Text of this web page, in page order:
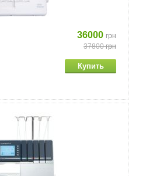
36000 грн
37800грн